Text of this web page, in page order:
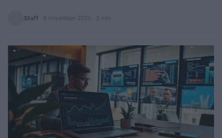
Staff 6 november 2025 · 3 min